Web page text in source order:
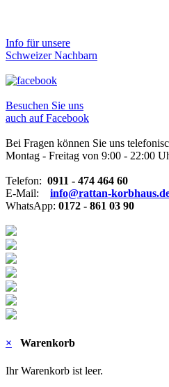
Info für unsere
Schweizer Nachbarn
Besuchen Sie uns
auch auf Facebook
Bei Fragen können Sie uns
Montag - Freitag von 9:00 - 22:00
Telefon: 0911 - 474 464 60
E-Mail: info@rattan-
WhatsApp: 0172 - 861 03 90
× Warenkorb
Ihr Warenkorb ist leer.